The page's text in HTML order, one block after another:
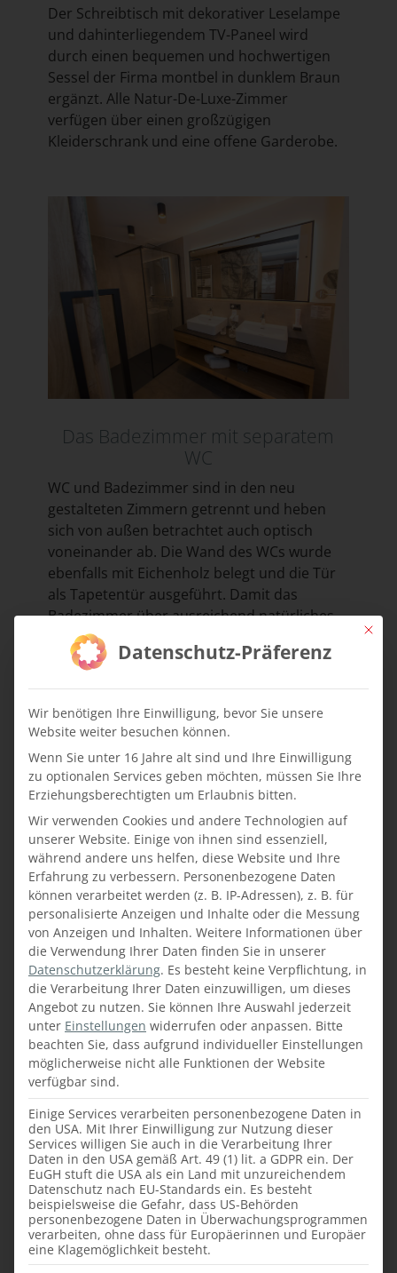
Der Schreibtisch mit dekorativer Leselampe
und dahinterliegendem TV-Paneel wird
durch einen bequemen und hochwertigen
Sessel der Firma montbel in dunklem Braun
ergänzt. Alle Natur-De-Luxe-Zimmer
verfügen über einen großzügigen
Kleiderschrank und eine offene Garderobe.
Das Badezimmer mit separatem
WC
WC und Badezimmer sind in den neu
gestalteten Zimmern getrennt und heben
sich von außen betrachtet auch optisch
voneinander ab. Die Wand des WCs wurde
ebenfalls mit Eichenholz belegt und die Tür
als Tapetentür ausgeführt. Damit das
Badezimmer über ausreichend natürliches
Licht verfügt, wurde in jedem Zimmer ein
Glaspaneel integriert. Die Waschtischplatte
Stauraum. Eine großzügige Spiegelfläche mit
Badezimmers ab.
Wir freuen uns über dieses gelungene
Projekt und wünschen den Gästen im
Waldhof Muhr einen erholsamen und
entspannenden Aufenthalt in den neuen
Natur-De-Luxe-Zimmern!
Ihr Ansprechpartner für dieses
Projekt:
Mit
Datenschutz-Präferenz
Wir benötigen Ihre Einwilligung, bevor Sie unsere
Website weiter besuchen können.
Wenn Sie unter 16 Jahre alt sind und Ihre Einwilligung
zu optionalen Services geben möchten, müssen Sie Ihre
Erziehungsberechtigten um Erlaubnis bitten.
Wir verwenden Cookies und andere Technologien auf
unserer Website. Einige von ihnen sind essenziell,
während andere uns helfen, diese Website und Ihre
Erfahrung zu verbessern. Personenbezogene Daten
können verarbeitet werden (z. B. IP-Adressen), z. B. für
personalisierte Anzeigen und Inhalte oder die Messung
von Anzeigen und Inhalten. Weitere Informationen über
die Verwendung Ihrer Daten finden Sie in unserer
Datenschutzerklärung. Es besteht keine Verpflichtung, in
die Verarbeitung Ihrer Daten einzuwilligen, um dieses
Angebot zu nutzen. Sie können Ihre Auswahl jederzeit
unter Einstellungen widerrufen oder anpassen. Bitte
beachten Sie, dass aufgrund individueller Einstellungen
möglicherweise nicht alle Funktionen der Website
verfügbar sind.
Einige Services verarbeiten personenbezogene Daten in
den USA. Mit Ihrer Einwilligung zur Nutzung dieser
Services willigen Sie auch in die Verarbeitung Ihrer
Daten in den USA gemäß Art. 49 (1) lit. a GDPR ein. Der
EuGH stuft die USA als ein Land mit unzureichendem
Datenschutz nach EU-Standards ein. Es besteht
beispielsweise die Gefahr, dass US-Behörden
personenbezogene Daten in Überwachungsprogrammen
verarbeiten, ohne dass für Europäerinnen und Europäer
eine Klagemöglichkeit besteht.